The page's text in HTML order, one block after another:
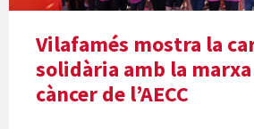
Vilafamés mostra la
solidària amb la
càncer de l’AECC